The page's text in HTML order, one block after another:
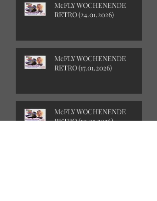
McFLY WOCHENENDE
RETRO (24.01.2026)
McFLY WOCHENENDE
RETRO (17.01.2026)
McFLY WOCHENENDE
RETRO (10.01.2026)